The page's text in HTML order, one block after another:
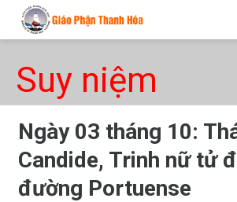
Suy niệm
Ngày 03 tháng 10:
Candide, Trinh nữ tử
đường Portuense